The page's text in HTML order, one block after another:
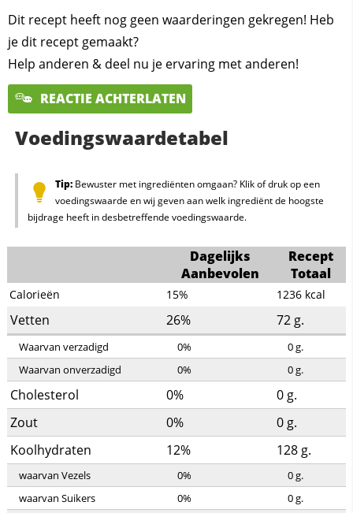
Dit recept heeft nog geen waarderingen gekregen! Heb
je dit recept gemaakt?
Help anderen & deel nu je ervaring met anderen!
REACTIE ACHTERLATEN
Voedingswaardetabel
Tip:Bewuster met ingrediënten omgaan? Klik of druk op een
voedingswaarde en wij geven aan welk ingrediënt de hoogste
bijdrage heeft in desbetreffende voedingswaarde.
Dagelijks
Aanbevolen
Recept
Totaal
Calorieën 15% 1236 kcal
Vetten 26% 72 g.
Waarvan verzadigd 0% 0g.
Waarvan onverzadigd
0% 0g.
Cholesterol 0% 0 g.
Zout
0% 0 g.
Koolhydraten
12% 128 g.
waarvan Vezels 0% 0g.
waarvan Suikers
0% 0g.